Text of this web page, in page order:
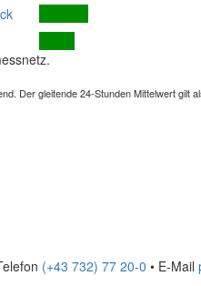
Der gleitende 24-Stunden Mittelwert gilt
(+43 732) 77 20-0 • E-Mail